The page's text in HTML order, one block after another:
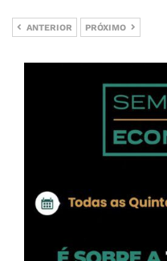
ANTERIOR PRÓXIMO